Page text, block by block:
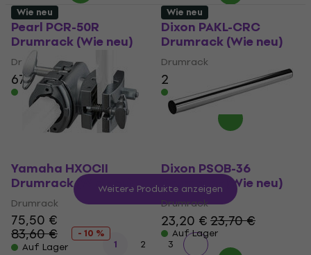
Pearl PCR-50R
Drumrack (Wie neu)
Drumrack
67,90 €72,40 €
Auf Lager
Dixon PAKL-CRC
Drumrack (Wie neu)
Drumrack
27,10 € 28,60 €
Auf Lager
Wie neu
Yamaha HXOCII
Drumrack (Wie neu)
Drumrack
75,50 €
83,60 €
- 10 %
Auf Lager
Wie neu
Dixon PSOB-36
Drumrack (Wie neu)
Drumrack
23,20 €23,70 €
Auf Lager
Weitere Produkte anzeigen
1 2 3